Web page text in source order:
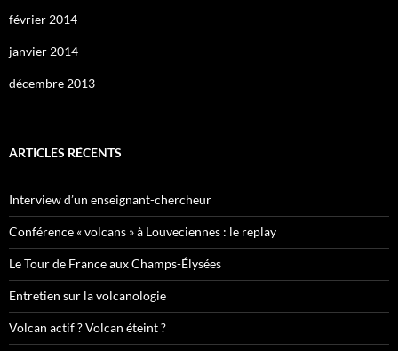
février 2014
janvier 2014
décembre 2013
ARTICLES RÉCENTS
Interview d’un enseignant-chercheur
Conférence « volcans » à Louveciennes : le replay
Le Tour de France aux Champs-Élysées
Entretien sur la volcanologie
Volcan actif ? Volcan éteint ?